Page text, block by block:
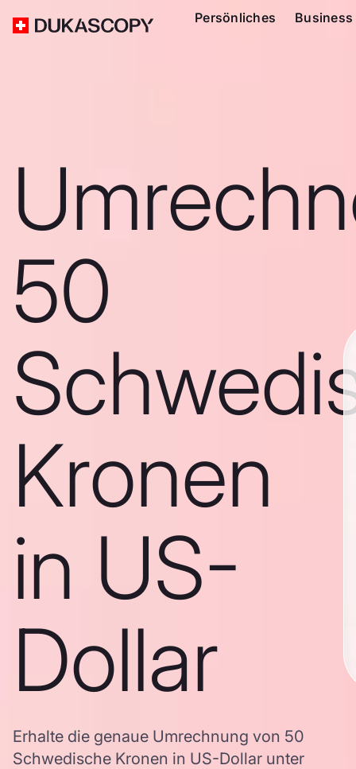
Persönliches Business
50
Kronen
in US-
Dollar
Erhalte die genaue Umrechnung von 50
Schwedische Kronen in US-Dollar unter